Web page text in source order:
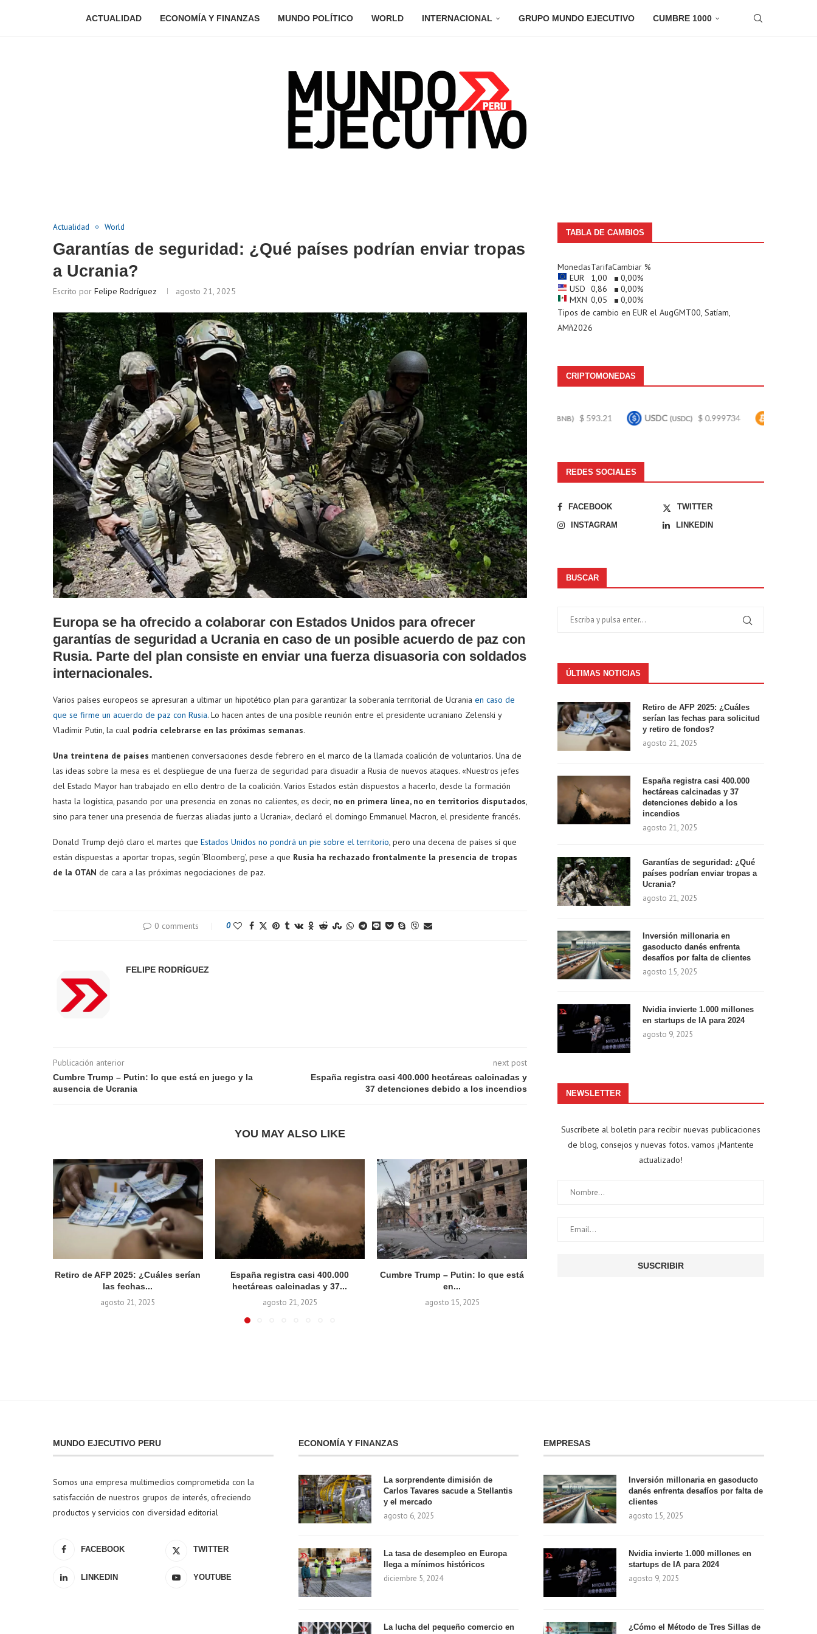
ACTUALIDAD ECONOMÍA Y FINANZAS MUNDO POLÍTICO WORLD INTERNACIONAL GRUPO MUNDO EJECUTIVO CUMBRE 1000
Actualidad World
Garantías de seguridad: ¿Qué países podrían enviar tropas
a Ucrania?
Escrito por Felipe Rodríguez agosto 21, 2025
Europa se ha ofrecido a colaborar con Estados Unidos para ofrecer
garantías de seguridad a Ucrania en caso de un posible acuerdo de paz con
Rusia. Parte del plan consiste en enviar una fuerza disuasoria con soldados
internacionales.
Varios países europeos se apresuran a ultimar un hipotético plan para garantizar la soberanía territorial de Ucrania en caso de
que se firme un acuerdo de paz con Rusia. Lo hacen antes de una posible reunión entre el presidente ucraniano Zelenski y
Vladímir Putin, la cual podría celebrarse en las próximas semanas.
Una treintena de países mantienen conversaciones desde febrero en el marco de la llamada coalición de voluntarios. Una de
las ideas sobre la mesa es el despliegue de una fuerza de seguridad para disuadir a Rusia de nuevos ataques. «Nuestros jefes
del Estado Mayor han trabajado en ello dentro de la coalición. Varios Estados están dispuestos a hacerlo, desde la formación
hasta la logística, pasando por una presencia en zonas no calientes, es decir, no en primera línea, no en territorios disputados,
sino para tener una presencia de fuerzas aliadas junto a Ucrania», declaró el domingo Emmanuel Macron, el presidente francés.
Donald Trump dejó claro el martes que Estados Unidos no pondrá un pie sobre el territorio, pero una decena de países sí que
están dispuestas a aportar tropas, según ‘Bloomberg’, pese a que Rusia ha rechazado frontalmente la presencia de tropas
de la OTAN de cara a las próximas negociaciones de paz.
0 comments 0
FELIPE RODRÍGUEZ
Publicación anterior
Cumbre Trump – Putin: lo que está en juego y la
ausencia de Ucrania
next post
España registra casi 400.000 hectáreas calcinadas y
37 detenciones debido a los incendios
YOU MAY ALSO LIKE
Retiro de AFP 2025: ¿Cuáles serían
las fechas...
agosto 21, 2025
España registra casi 400.000
hectáreas calcinadas y 37...
agosto 21, 2025
Cumbre Trump – Putin: lo que está
en...
agosto 15, 2025
TABLA DE CAMBIOS
MonedasTarifaCambiar %
EUR
1,00 0,00%
USD 0,86 0,00%
MXN 0,05 0,00%
Tipos de cambio en EUR el AugGMT00, Satíam,
AMñ2026
CRIPTOMONEDAS
Bitcoin(BTC) $ 64,981.00 Ethereum(ETH) $ 1,916.92 Tether (USDT) $ 0.999520 BNB (BNB) $ 593.21 USDC (USDC) $ 0.999734 Bitcoin (BTC)
REDES SOCIALES
FACEBOOK
TWITTER
INSTAGRAM
LINKEDIN
BUSCAR
ÚLTIMAS NOTICIAS
Retiro de AFP 2025: ¿Cuáles
serían las fechas para solicitud
y retiro de fondos?
agosto 21, 2025
España registra casi 400.000
hectáreas calcinadas y 37
detenciones debido a los
incendios
agosto 21, 2025
Garantías de seguridad: ¿Qué
países podrían enviar tropas a
Ucrania?
agosto 21, 2025
Inversión millonaria en
gasoducto danés enfrenta
desafíos por falta de clientes
agosto 15, 2025
Nvidia invierte 1.000 millones
en startups de IA para 2024
agosto 9, 2025
NEWSLETTER
Suscríbete al boletín para recibir nuevas publicaciones
de blog, consejos y nuevas fotos. vamos ¡Mantente
actualizado!
MUNDO EJECUTIVO PERU
Somos una empresa multimedios comprometida con la
satisfacción de nuestros grupos de interés, ofreciendo
productos y servicios con diversidad editorial
FACEBOOK TWITTER
LINKEDIN YOUTUBE
ECONOMÍA Y FINANZAS
La sorprendente dimisión de
Carlos Tavares sacude a Stellantis
y el mercado
agosto 6, 2025
La tasa de desempleo en Europa
llega a mínimos históricos
diciembre 5, 2024
La lucha del pequeño comercio en
EMPRESAS
Inversión millonaria en gasoducto
danés enfrenta desafíos por falta de
clientes
agosto 15, 2025
Nvidia invierte 1.000 millones en
startups de IA para 2024
agosto 9, 2025
¿Cómo el Método de Tres Sillas de